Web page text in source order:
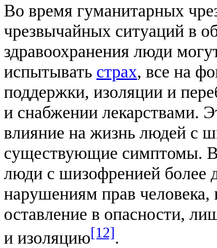
Во время гуманитарных
чрезвычайных ситуаций в
здравоохранения люди
испытывать страх, все на
поддержки, изоляции и
и снабжении лекарствами.
влияние на жизнь людей с
существующие симптомы.
люди с шизофренией более
нарушениям прав
оставление в опасности,
и изоляцию[12].